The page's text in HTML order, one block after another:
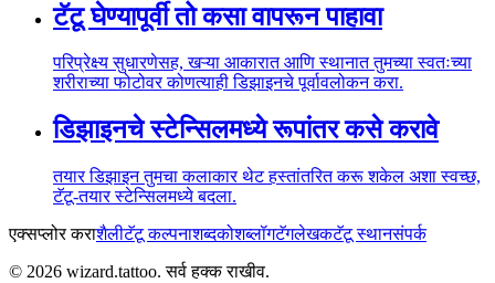
टॅटू घेण्यापूर्वी तो कसा वापरून पाहावा
परिप्रेक्ष्य सुधारणेसह, खऱ्या आकारात आणि स्थानात तुमच्या स्वतःच्या
शरीराच्या फोटोवर कोणत्याही डिझाइनचे पूर्वावलोकन करा.
डिझाइनचे स्टेन्सिलमध्ये रूपांतर कसे करावे
तयार डिझाइन तुमचा कलाकार थेट हस्तांतरित करू शकेल अशा स्वच्छ,
टॅटू-तयार स्टेन्सिलमध्ये बदला.
एक्सप्लोर कराशैलीटॅटू कल्पनाशब्दकोशब्लॉगटॅगलेखकटॅटू स्थानसंपर्क
© 2026 wizard.tattoo. सर्व हक्क राखीव.